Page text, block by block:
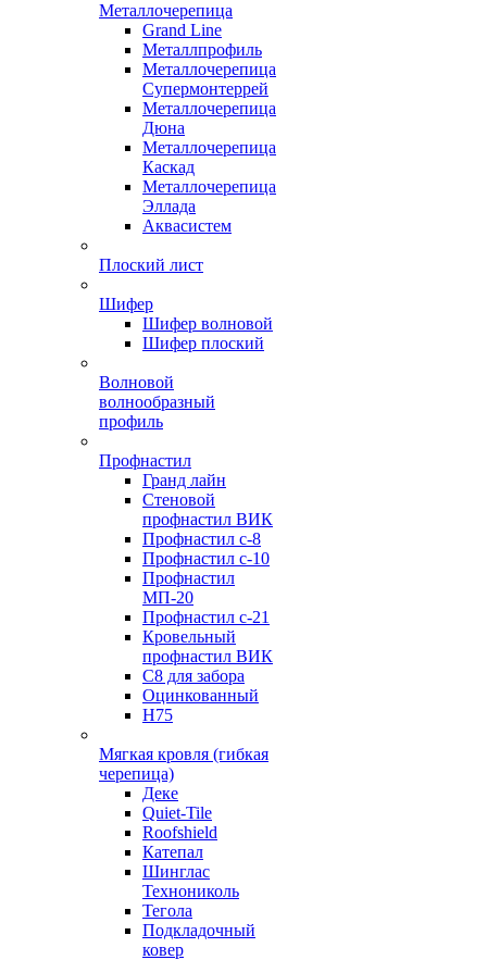
Металлочерепица
Grand Line
Металлпрофиль
Металлочерепица
Супермонтеррей
Металлочерепица
Дюна
Металлочерепица
Каскад
Металлочерепица
Эллада
Аквасистем
Плоский лист
Шифер
Шифер волновой
Шифер плоский
Волновой
волнообразный
профиль
Профнастил
Гранд лайн
Стеновой
профнастил ВИК
Профнастил с-8
Профнастил с-10
Профнастил
МП-20
Профнастил с-21
Кровельный
профнастил ВИК
С8 для забора
Оцинкованный
Н75
Мягкая кровля (гибкая
черепица)
Деке
Quiet-Tile
Roofshield
Катепал
Шинглас
Технониколь
Тегола
Подкладочный
ковер